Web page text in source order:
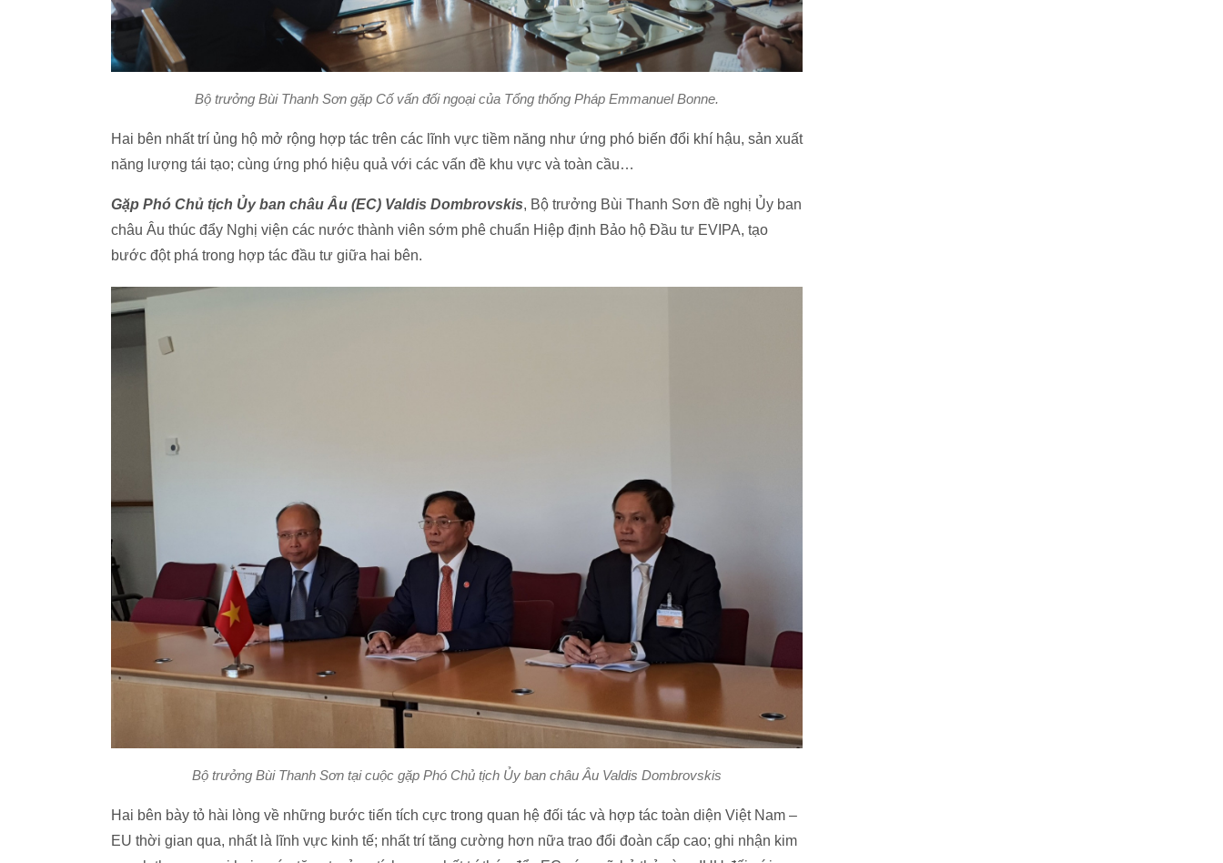
Bộ trưởng Bùi Thanh Sơn gặp Cố vấn đối ngoại của Tổng thống Pháp Emmanuel Bonne.
Hai bên nhất trí ủng hộ mở rộng hợp tác trên các lĩnh vực tiềm năng như ứng phó biến đổi khí hậu, sản xuất
năng lượng tái tạo; cùng ứng phó hiệu quả với các vấn đề khu vực và toàn cầu…
Gặp Phó Chủ tịch Ủy ban châu Âu (EC) Valdis Dombrovskis, Bộ trưởng Bùi Thanh Sơn đề nghị Ủy ban
châu Âu thúc đẩy Nghị viện các nước thành viên sớm phê chuẩn Hiệp định Bảo hộ Đầu tư EVIPA, tạo
bước đột phá trong hợp tác đầu tư giữa hai bên.
Bộ trưởng Bùi Thanh Sơn tại cuộc gặp Phó Chủ tịch Ủy ban châu Âu Valdis Dombrovskis
Hai bên bày tỏ hài lòng về những bước tiến tích cực trong quan hệ đối tác và hợp tác toàn diện Việt Nam –
EU thời gian qua, nhất là lĩnh vực kinh tế; nhất trí tăng cường hơn nữa trao đổi đoàn cấp cao; ghi nhận kim